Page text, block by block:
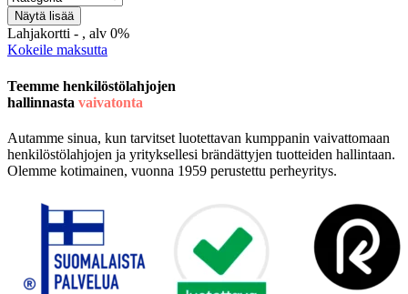
Lahjakortti - , alv 0%
Kokeile maksutta
Teemme henkilöstölahjojen
hallinnasta vaivatonta
Autamme sinua, kun tarvitset luotettavan kumppanin vaivattomaan
henkilöstölahjojen ja yrityksellesi brändättyjen tuotteiden hallintaan.
Olemme kotimainen, vuonna 1959 perustettu perheyritys.